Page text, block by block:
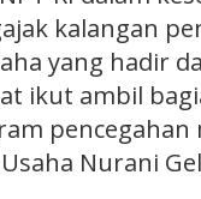
kalangan
yang hadir
ikut ambil
pencegahan
Nurani